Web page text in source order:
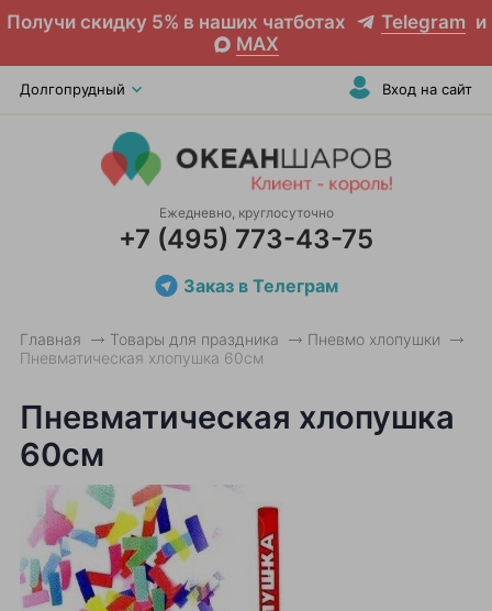
Получи скидку 5% в наших чатботах Telegram и
MAX
Долгопрудный Вход на сайт
Ежедневно, круглосуточно
+7 (495) 773-43-75
Заказ в Телеграм
Главная Товары для праздника
Пневмо хлопушки
Пневматическая хлопушка 60см
Пневматическая хлопушка
60см